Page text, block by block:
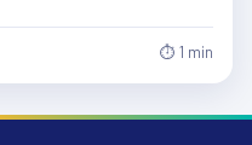
⏱ 1 min